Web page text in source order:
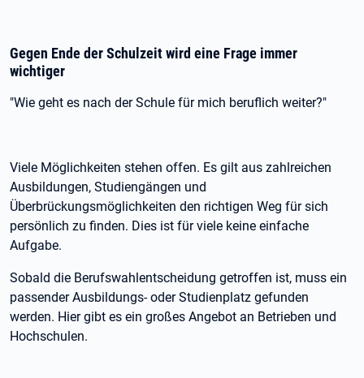
Gegen Ende der Schulzeit wird eine Frage immer
wichtiger
"Wie geht es nach der Schule für mich beruflich weiter?"
Viele Möglichkeiten stehen offen. Es gilt aus zahlreichen
Ausbildungen, Studiengängen und
Überbrückungsmöglichkeiten den richtigen Weg für sich
persönlich zu finden. Dies ist für viele keine einfache
Aufgabe.
Sobald die Berufswahlentscheidung getroffen ist, muss ein
passender Ausbildungs- oder Studienplatz gefunden
werden. Hier gibt es ein großes Angebot an Betrieben und
Hochschulen.